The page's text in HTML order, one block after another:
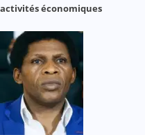
activités économiques